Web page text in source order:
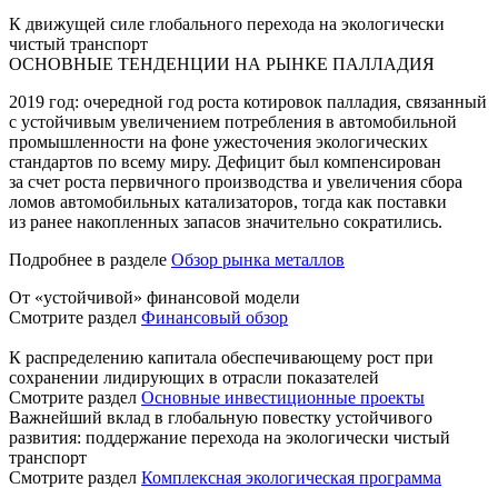
К движущей силе глобального перехода на экологически
чистый транспорт
ОСНОВНЫЕ ТЕНДЕНЦИИ НА РЫНКЕ ПАЛЛАДИЯ
2019 год: очередной год роста котировок палладия, связанный
с устойчивым увеличением потребления в автомобильной
промышленности на фоне ужесточения экологических
стандартов по всему миру. Дефицит был компенсирован
за счет роста первичного производства и увеличения сбора
ломов автомобильных катализаторов, тогда как поставки
из ранее накопленных запасов значительно сократились.
Подробнее в разделе Обзор рынка металлов
От «устойчивой» финансовой модели
Смотрите раздел Финансовый обзор
К распределению капитала обеспечивающему рост при
сохранении лидирующих в отрасли показателей
Смотрите раздел Основные инвестиционные проекты
Важнейший вклад в глобальную повестку устойчивого
развития: поддержание перехода на экологически чистый
транспорт
Смотрите раздел Комплексная экологическая программа